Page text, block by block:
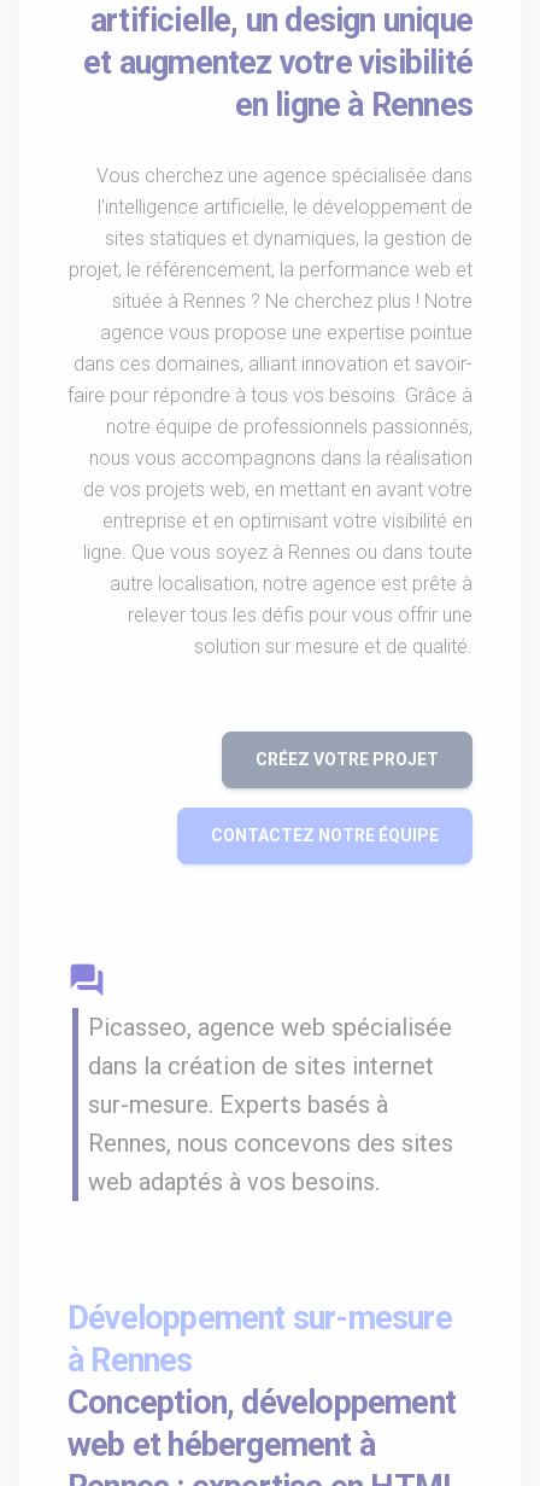
artificielle, un design unique
et augmentez votre visibilité
en ligne à Rennes
Vous cherchez une agence spécialisée dans
l'intelligence artificielle, le développement de
sites statiques et dynamiques, la gestion de
projet, le référencement, la performance web et
située à Rennes ? Ne cherchez plus ! Notre
agence vous propose une expertise pointue
dans ces domaines, alliant innovation et savoir-
faire pour répondre à tous vos besoins. Grâce à
notre équipe de professionnels passionnés,
nous vous accompagnons dans la réalisation
de vos projets web, en mettant en avant votre
entreprise et en optimisant votre visibilité en
ligne. Que vous soyez à Rennes ou dans toute
autre localisation, notre agence est prête à
relever tous les défis pour vous offrir une
solution sur mesure et de qualité.
CRÉEZ VOTRE PROJET
CONTACTEZ NOTRE ÉQUIPE
question_answer
Picasseo, agence web spécialisée
dans la création de sites internet
sur-mesure. Experts basés à
Rennes, nous concevons des sites
web adaptés à vos besoins.
Développement sur-mesure
à Rennes
Conception, développement
web et hébergement à